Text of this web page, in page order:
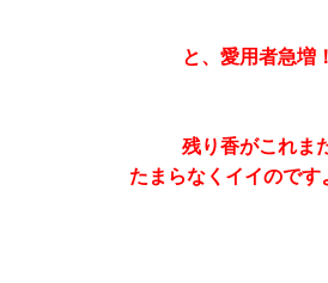
と、愛用者急増
残り香がこれま
たまらなくイイのです